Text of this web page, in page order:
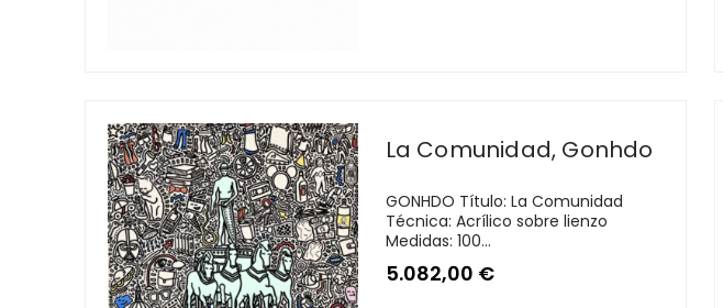
La Comunidad, Gonhdo
GONHDO Título: La Comunidad
Técnica: Acrílico sobre lienzo
Medidas: 100...
5.082,00 €